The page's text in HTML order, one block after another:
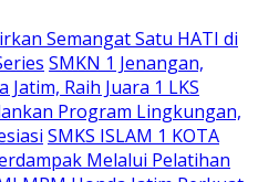
Semangat Satu HATI di
SMKN 1 Jenangan,
Raih Juara 1 LKS
Program Lingkungan,
SMKS ISLAM 1 KOTA
Melalui Pelatihan